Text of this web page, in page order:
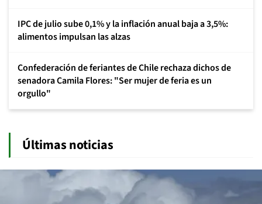
IPC de julio sube 0,1% y la inflación anual baja a 3,5%:
alimentos impulsan las alzas
Confederación de feriantes de Chile rechaza dichos de
senadora Camila Flores: "Ser mujer de feria es un
orgullo"
Últimas noticias